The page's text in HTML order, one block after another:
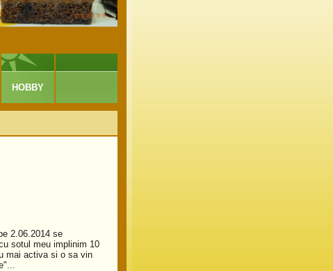
2.06.2014 se
sotul meu implinim 10
mai activa si o sa vin
HOBBY